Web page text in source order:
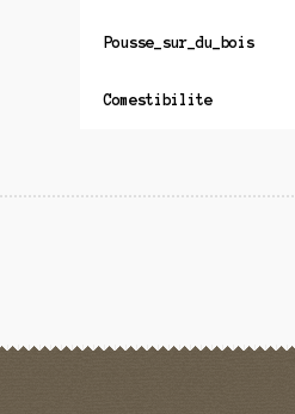
Pousse_sur_du_bois
Comestibilite